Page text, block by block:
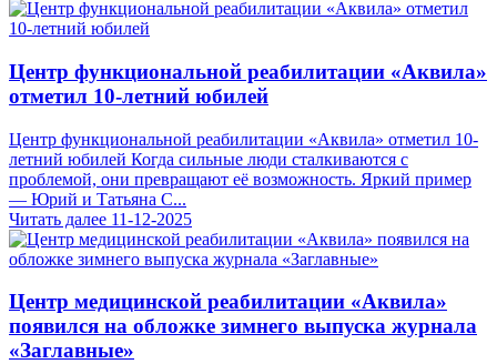
Центр функциональной реабилитации «Аквила»
отметил 10-летний юбилей
Центр функциональной реабилитации «Аквила» отметил 10-
летний юбилей Когда сильные люди сталкиваются с
проблемой, они превращают её возможность. Яркий пример
— Юрий и Татьяна С...
Читать далее 11-12-2025
Центр медицинской реабилитации «Аквила»
появился на обложке зимнего выпуска журнала
«Заглавные»